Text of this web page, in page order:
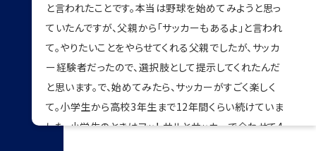
す
森保
悪
す
と言われたことです。本当は野球を始めてみようと思っ
ていたんですが、父親から「サッカーもあるよ」と言われ
て。やりたいことをやらせてくれる父親でしたが、サッカ
ー経験者だったので、選択肢として提示してくれたんだ
と思います。で、始めてみたら、サッカーがすごく楽しく
て。小学生から高校3年生まで12年間くらい続けていま
した。小学生のときはフットサルとサッカーで合わせて4
SAMURAI BLUE（日本代表）がFIFAワールド
アジア2次予選兼AFCアジアカップサウジア
2027予選の初戦で対戦するミャンマーは、
次予選でマカオを退けて勝ち上がってきた。
えた第1戦、前半はマカオの堅守に1点止ま
後半のゴールラッシュで5－1と大勝。アウ
テクニカルスタッフ：中下征樹
テクニカルスタッフ：若林大智
選手
GK
#1 前川黛也
1994.09.08 ヴィッセル神戸
#23 ジン・ニー・ニー・アウン
2000.06.06 ダゴン・スター・ユナイテッド
DF
#5 ナンダ・チョウ
1996.09.03 シャン・ユナイテッド
#3 イェ・ミン・トゥー
1998.02.18 シャン・ユナイテッド